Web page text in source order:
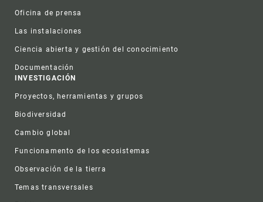
Oficina de prensa
Las instalaciones
Ciencia abierta y gestión del conocimiento
Documentación
INVESTIGACIÓN
Proyectos, herramientas y grupos
Biodiversidad
Cambio global
Funcionamento de los ecosistemas
Observación de la tierra
Temas transversales